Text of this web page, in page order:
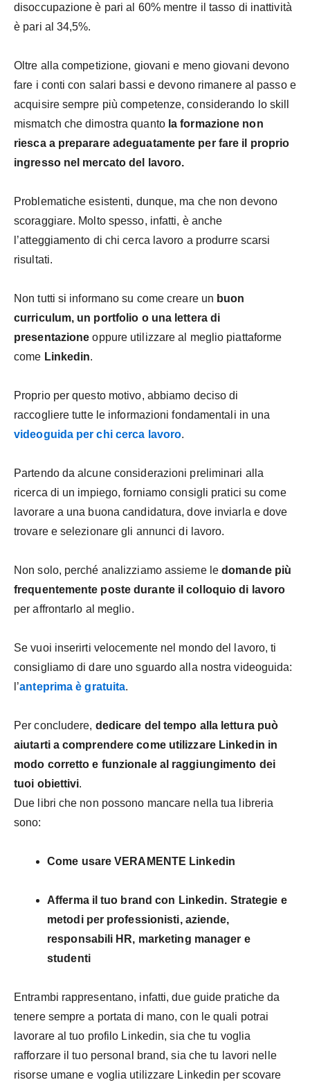
disoccupazione è pari al 60% mentre il tasso di inattività
è pari al 34,5%.
Oltre alla competizione, giovani e meno giovani devono
fare i conti con salari bassi e devono rimanere al passo e
acquisire sempre più competenze, considerando lo skill
mismatch che dimostra quanto la formazione non
riesca a preparare adeguatamente per fare il proprio
ingresso nel mercato del lavoro.
Problematiche esistenti, dunque, ma che non devono
scoraggiare. Molto spesso, infatti, è anche
l’atteggiamento di chi cerca lavoro a produrre scarsi
risultati.
Non tutti si informano su come creare un buon
curriculum, un portfolio o una lettera di
presentazione oppure utilizzare al meglio piattaforme
come Linkedin.
Proprio per questo motivo, abbiamo deciso di
raccogliere tutte le informazioni fondamentali in una
videoguida per chi cerca lavoro.
Partendo da alcune considerazioni preliminari alla
ricerca di un impiego, forniamo consigli pratici su come
lavorare a una buona candidatura, dove inviarla e dove
trovare e selezionare gli annunci di lavoro.
Non solo, perché analizziamo assieme le domande più
frequentemente poste durante il colloquio di lavoro
per affrontarlo al meglio.
Se vuoi inserirti velocemente nel mondo del lavoro, ti
consigliamo di dare uno sguardo alla nostra videoguida:
l’anteprima è gratuita.
Per concludere, dedicare del tempo alla lettura può
aiutarti a comprendere come utilizzare Linkedin in
modo corretto e funzionale al raggiungimento dei
tuoi obiettivi.
Due libri che non possono mancare nella tua libreria
sono:
Come usare VERAMENTE Linkedin
Afferma il tuo brand con Linkedin. Strategie e
metodi per professionisti, aziende,
responsabili HR, marketing manager e
studenti
Entrambi rappresentano, infatti, due guide pratiche da
tenere sempre a portata di mano, con le quali potrai
lavorare al tuo profilo Linkedin, sia che tu voglia
rafforzare il tuo personal brand, sia che tu lavori nelle
risorse umane e voglia utilizzare Linkedin per scovare